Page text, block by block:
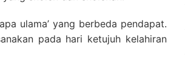
ulama’ yang berbeda pendapat.
pada hari ketujuh kelahiran